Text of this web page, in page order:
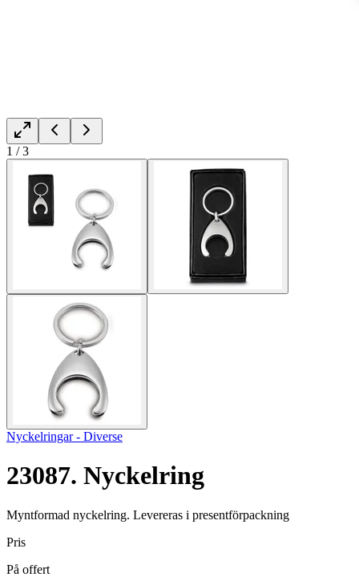
1 /3
Nyckelringar - Diverse
23087. Nyckelring
Myntformad nyckelring. Levereras i presentförpackning
Pris
På offert